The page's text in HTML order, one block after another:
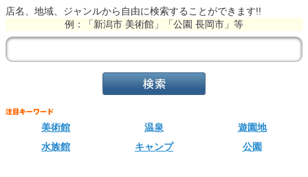
店名、地域、ジャンルから自由に検索することができます!!
例：「新潟市 美術館」「公園 長岡市」等
美術館 温泉
遊園地
水族館
キャンプ 公園